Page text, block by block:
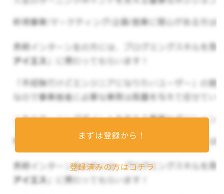
▼事業内容
心としたプロフェッショナル人材紹介事業
「ハイクラス転職支援 コトラ」
ＤＸ（Salesforce）導入・活用支援事業
「コトラＤＸ」
「コトラプロ」
コンサルティングサービス事業
理系新卒学生向けセミナー開催と理系新卒人
材紹介事業
「コトラミ」
まずは登録から！
登録済みの方はコチラ